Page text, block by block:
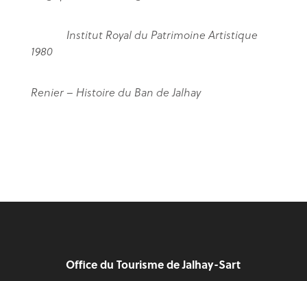
Institut Royal du Patrimoine Artistique
1980
Renier – Histoire du Ban de Jalhay
Office du Tourisme de Jalhay-Sart